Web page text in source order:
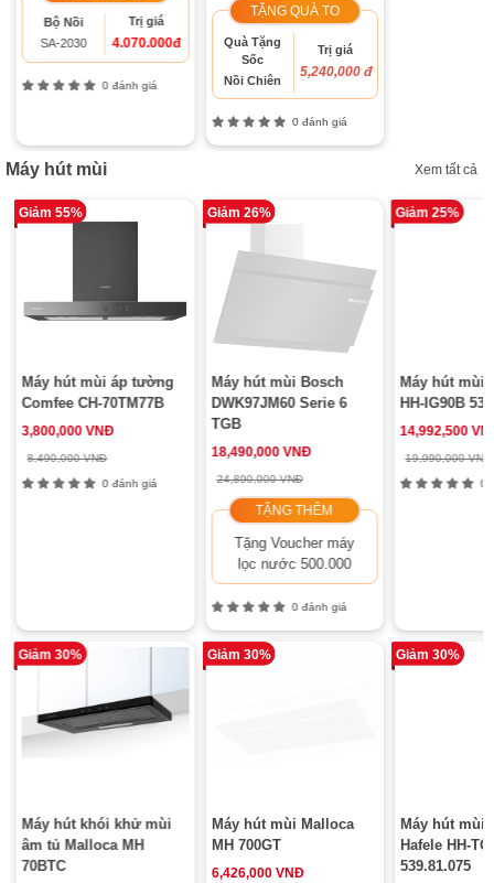
Bộ Nồi
SA-2030
Trị giá
4.070.000đ
0 đánh giá
TẶNG QUÀ TO
Quà Tặng
Sốc
Nồi Chiên
Trị giá
5,240,000 đ
0 đánh giá
Máy hút mùi Xem tất cả
Giảm 55%
Máy hút mùi áp tường
Comfee CH-70TM77B
3,800,000 VNĐ
8,490,000 VNĐ
0 đánh giá
Giảm 26%
Máy hút mùi Bosch
DWK97JM60 Serie 6
TGB
18,490,000 VNĐ
24,890,000 VNĐ
TẶNG THÊM
Tặng Voucher máy
lọc nước 500.000
0 đánh giá
Giảm 25%
Máy hút mùi
HH-IG90B
14,992,500
19,990,000 VNĐ
0
Giảm 30%
Máy hút khói khử mùi
âm tủ Malloca MH
70BTC
Giảm 30%
Máy hút mùi Malloca
MH 700GT
6,426,000 VNĐ
Giảm 30%
Máy hút mùi
Hafele HH-
539.81.075